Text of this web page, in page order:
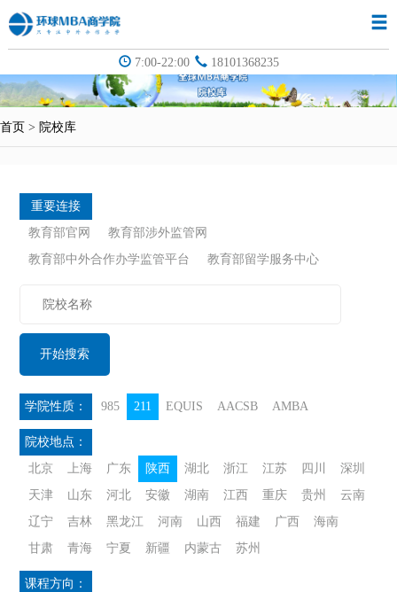
7:00-22:00 18101368235
首页 > 院校库
重要连接
教育部官网
教育部涉外监管网
教育部中外合作办学监管平台
教育部留学服务中心
开始搜索
学院性质： 985 211 EQUIS AACSB AMBA
院校地点：
北京
上海 广东 陕西 湖北 浙江 江苏 四川
深圳
天津
山东 河北 安徽 湖南 江西 重庆 贵州
云南
辽宁
吉林 黑龙江 河南 山西 福建 广西
海南
甘肃
青海 宁夏 新疆 内蒙古 苏州
课程方向：